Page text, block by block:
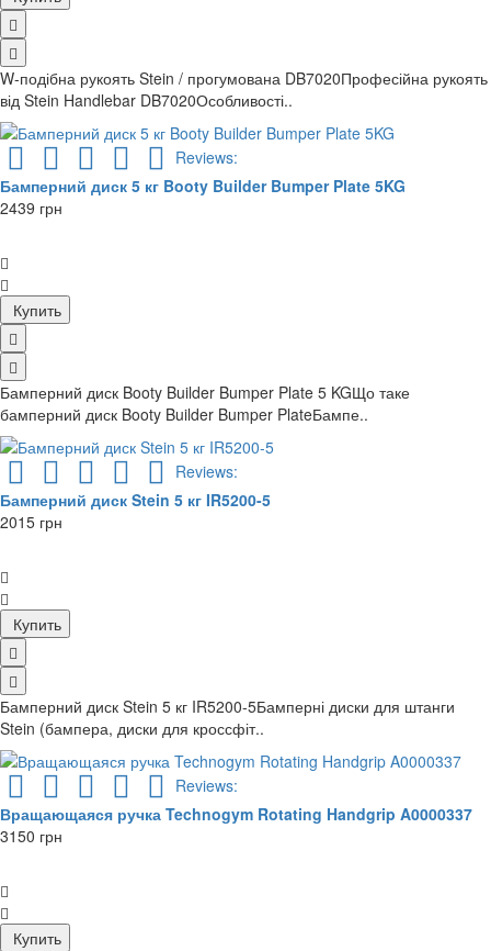
W-подібна рукоять Stein / прогумована DB7020Професійна рукоять
від Stein Handlebar DB7020Особливості..
Reviews:
Бамперний диск 5 кг Booty Builder Bumper Plate 5KG
2439 грн
Купить
Бамперний диск Booty Builder Bumper Plate 5 KGЩо таке
бамперний диск Booty Builder Bumper PlateБампе..
Reviews:
Бамперний диск Stein 5 кг IR5200-5
2015 грн
Купить
Бамперний диск Stein 5 кг IR5200-5Бамперні диски для штанги
Stein (бампера, диски для кроссфіт..
Reviews:
Вращающаяся ручка Technogym Rotating Handgrip A0000337
3150 грн
Купить